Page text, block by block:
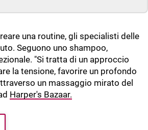
una routine, gli specialisti delle
Seguono uno shampoo,
"Si tratta di un approccio
la tensione, favorire un profondo
un massaggio mirato del
Harper's Bazaar.